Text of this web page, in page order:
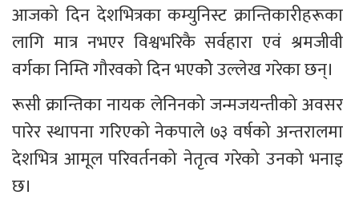
आजको दिन देशभित्रका कम्युनिस्ट क्रान्तिकारीहरूका
लागि मात्र नभएर विश्वभरिकै सर्वहारा एवं श्रमजीवी
वर्गका निम्ति गौरवको दिन भएकोे उल्लेख गरेका छन्।
रूसी क्रान्तिका नायक लेनिनको जन्मजयन्तीको अवसर
पारेर स्थापना गरिएको नेकपाले ७३ वर्षको अन्तरालमा
देशभित्र आमूल परिवर्तनको नेतृत्व गरेको उनको भनाइ
छ।